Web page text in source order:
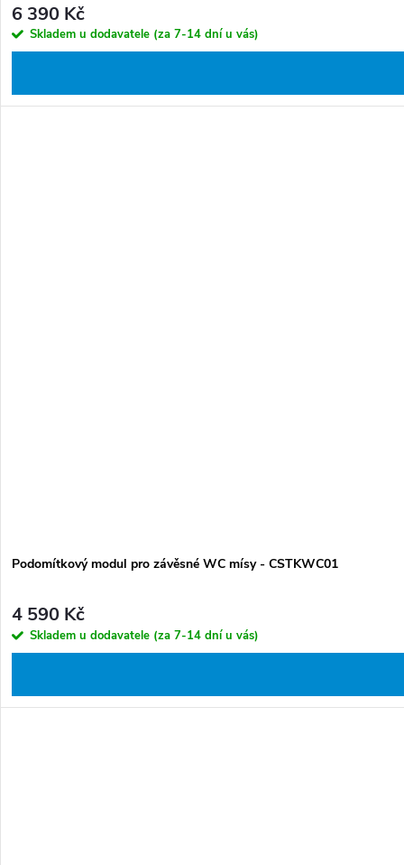
6 390 Kč
Skladem u dodavatele (za 7-14 dní u vás)
Podomítkový modul pro závěsné WC mísy - CSTKWC01
4 590 Kč
Skladem u dodavatele (za 7-14 dní u vás)